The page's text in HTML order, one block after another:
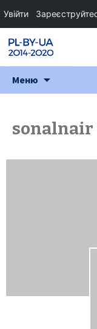
Меню
sonalnair
Увійти